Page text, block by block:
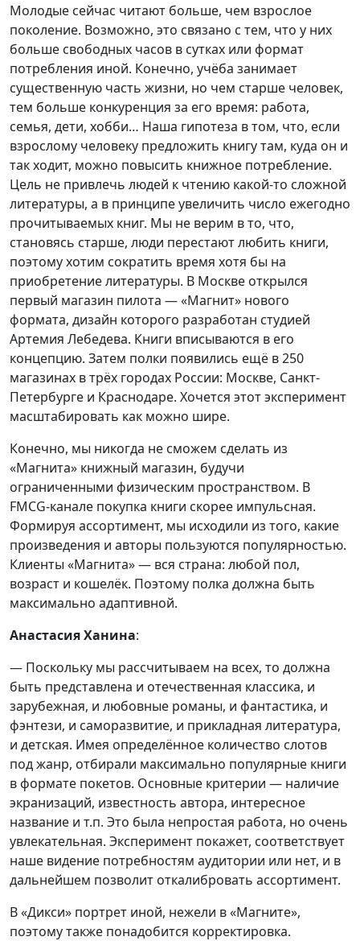
Молодые сейчас читают больше, чем взрослое
поколение. Возможно, это связано с тем, что у них
больше свободных часов в сутках или формат
потребления иной. Конечно, учёба занимает
существенную часть жизни, но чем старше человек,
тем больше конкуренция за его время: работа,
семья, дети, хобби… Наша гипотеза в том, что, если
взрослому человеку предложить книгу там, куда он и
так ходит, можно повысить книжное потребление.
Цель не привлечь людей к чтению какой-то сложной
литературы, а в принципе увеличить число ежегодно
прочитываемых книг. Мы не верим в то, что,
становясь старше, люди перестают любить книги,
поэтому хотим сократить время хотя бы на
приобретение литературы. В Москве открылся
первый магазин пилота — «Магнит» нового
формата, дизайн которого разработан студией
Артемия Лебедева. Книги вписываются в его
концепцию. Затем полки появились ещё в 250
магазинах в трёх городах России: Москве, Санкт-
Петербурге и Краснодаре. Хочется этот эксперимент
масштабировать как можно шире.
Конечно, мы никогда не сможем сделать из
«Магнита» книжный магазин, будучи
ограниченными физическим пространством. В
FMCG-канале покупка книги скорее импульсная.
Формируя ассортимент, мы исходили из того, какие
произведения и авторы пользуются популярностью.
Клиенты «Магнита» — вся страна: любой пол,
возраст и кошелёк. Поэтому полка должна быть
максимально адаптивной.
Анастасия Ханина:
— Поскольку мы рассчитываем на всех, то должна
быть представлена и отечественная классика, и
зарубежная, и любовные романы, и фантастика, и
фэнтези, и саморазвитие, и прикладная литература,
и детская. Имея определённое количество слотов
под жанр, отбирали максимально популярные книги
в формате покетов. Основные критерии — наличие
экранизаций, известность автора, интересное
название и т.п. Это была непростая работа, но очень
увлекательная. Эксперимент покажет, соответствует
наше видение потребностям аудитории или нет, и в
дальнейшем позволит откалибровать ассортимент.
В «Дикси» портрет иной, нежели в «Магните»,
поэтому также понадобится корректировка.